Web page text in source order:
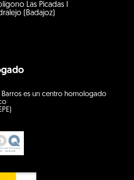
es un centro homologado
Las Picadas I
(Badajoz)